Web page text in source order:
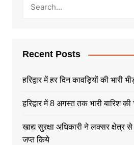
Recent Posts
हरिद्वार में हर दिन कावड़ियों की भारी
हरिद्वार में 8 अगस्त तक भारी बारिश की
खाद्य सुरक्षा अधिकारी ने लक्सर क्षेत्र से
जप्त किये